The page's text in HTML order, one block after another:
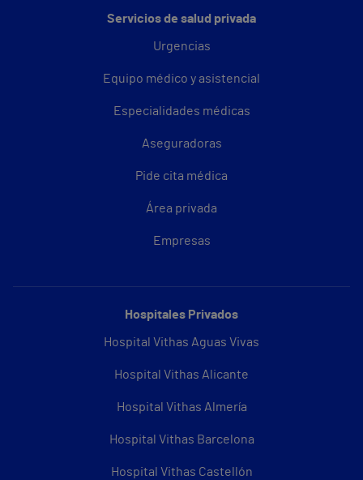
Servicios de salud privada
Urgencias
Equipo médico y asistencial
Especialidades médicas
Aseguradoras
Pide cita médica
Área privada
Empresas
Hospitales Privados
Hospital Vithas Aguas Vivas
Hospital Vithas Alicante
Hospital Vithas Almería
Hospital Vithas Barcelona
Hospital Vithas Castellón